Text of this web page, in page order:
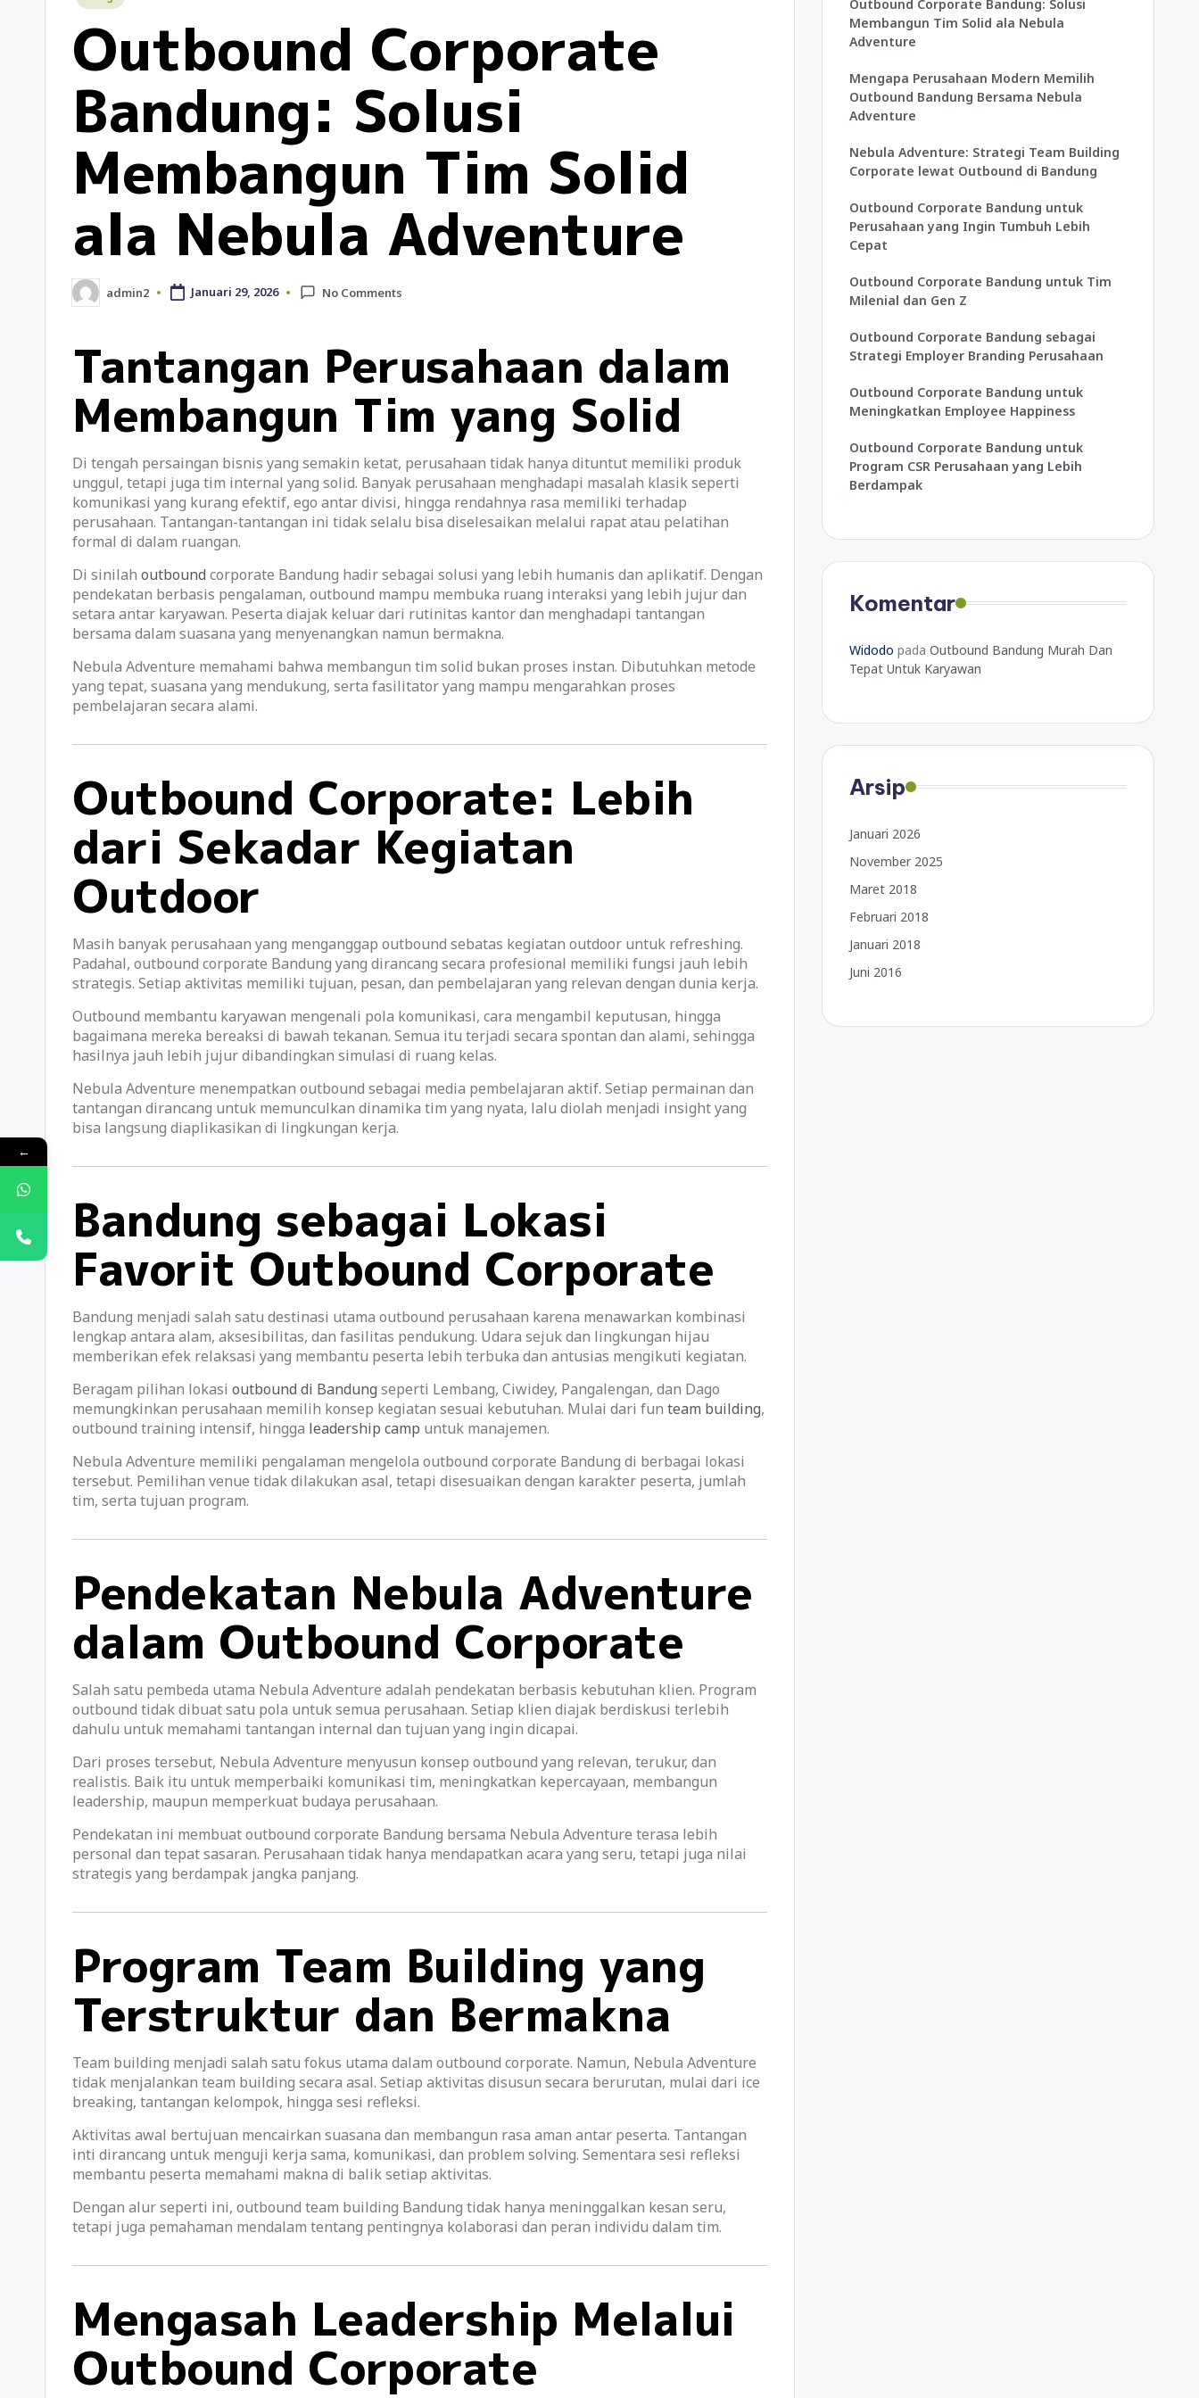
Outbound Corporate
Bandung: Solusi
Membangun Tim Solid
ala Nebula Adventure
admin2 Januari 29, 2026 No Comments
Tantangan Perusahaan dalam
Membangun Tim yang Solid
Di tengah persaingan bisnis yang semakin ketat, perusahaan tidak hanya dituntut memiliki produk
unggul, tetapi juga tim internal yang solid. Banyak perusahaan menghadapi masalah klasik seperti
komunikasi yang kurang efektif, ego antar divisi, hingga rendahnya rasa memiliki terhadap
perusahaan. Tantangan-tantangan ini tidak selalu bisa diselesaikan melalui rapat atau pelatihan
formal di dalam ruangan.
Di sinilah outbound corporate Bandung hadir sebagai solusi yang lebih humanis dan aplikatif. Dengan
pendekatan berbasis pengalaman, outbound mampu membuka ruang interaksi yang lebih jujur dan
setara antar karyawan. Peserta diajak keluar dari rutinitas kantor dan menghadapi tantangan
bersama dalam suasana yang menyenangkan namun bermakna.
Nebula Adventure memahami bahwa membangun tim solid bukan proses instan. Dibutuhkan metode
yang tepat, suasana yang mendukung, serta fasilitator yang mampu mengarahkan proses
pembelajaran secara alami.
Outbound Corporate: Lebih
dari Sekadar Kegiatan
Outdoor
Masih banyak perusahaan yang menganggap outbound sebatas kegiatan outdoor untuk refreshing.
Padahal, outbound corporate Bandung yang dirancang secara profesional memiliki fungsi jauh lebih
strategis. Setiap aktivitas memiliki tujuan, pesan, dan pembelajaran yang relevan dengan dunia kerja.
Outbound membantu karyawan mengenali pola komunikasi, cara mengambil keputusan, hingga
bagaimana mereka bereaksi di bawah tekanan. Semua itu terjadi secara spontan dan alami, sehingga
hasilnya jauh lebih jujur dibandingkan simulasi di ruang kelas.
Nebula Adventure menempatkan outbound sebagai media pembelajaran aktif. Setiap permainan dan
tantangan dirancang untuk memunculkan dinamika tim yang nyata, lalu diolah menjadi insight yang
bisa langsung diaplikasikan di lingkungan kerja.
Bandung sebagai Lokasi
Favorit Outbound Corporate
Bandung menjadi salah satu destinasi utama outbound perusahaan karena menawarkan kombinasi
lengkap antara alam, aksesibilitas, dan fasilitas pendukung. Udara sejuk dan lingkungan hijau
memberikan efek relaksasi yang membantu peserta lebih terbuka dan antusias mengikuti kegiatan.
Beragam pilihan lokasi outbound di Bandung seperti Lembang, Ciwidey, Pangalengan, dan Dago
memungkinkan perusahaan memilih konsep kegiatan sesuai kebutuhan. Mulai dari fun team building,
outbound training intensif, hingga leadership camp untuk manajemen.
Nebula Adventure memiliki pengalaman mengelola outbound corporate Bandung di berbagai lokasi
tersebut. Pemilihan venue tidak dilakukan asal, tetapi disesuaikan dengan karakter peserta, jumlah
tim, serta tujuan program.
Pendekatan Nebula Adventure
dalam Outbound Corporate
Salah satu pembeda utama Nebula Adventure adalah pendekatan berbasis kebutuhan klien. Program
outbound tidak dibuat satu pola untuk semua perusahaan. Setiap klien diajak berdiskusi terlebih
dahulu untuk memahami tantangan internal dan tujuan yang ingin dicapai.
Dari proses tersebut, Nebula Adventure menyusun konsep outbound yang relevan, terukur, dan
realistis. Baik itu untuk memperbaiki komunikasi tim, meningkatkan kepercayaan, membangun
leadership, maupun memperkuat budaya perusahaan.
Pendekatan ini membuat outbound corporate Bandung bersama Nebula Adventure terasa lebih
personal dan tepat sasaran. Perusahaan tidak hanya mendapatkan acara yang seru, tetapi juga nilai
strategis yang berdampak jangka panjang.
Program Team Building yang
Terstruktur dan Bermakna
Team building menjadi salah satu fokus utama dalam outbound corporate. Namun, Nebula Adventure
tidak menjalankan team building secara asal. Setiap aktivitas disusun secara berurutan, mulai dari ice
breaking, tantangan kelompok, hingga sesi refleksi.
Aktivitas awal bertujuan mencairkan suasana dan membangun rasa aman antar peserta. Tantangan
inti dirancang untuk menguji kerja sama, komunikasi, dan problem solving. Sementara sesi refleksi
membantu peserta memahami makna di balik setiap aktivitas.
Dengan alur seperti ini, outbound team building Bandung tidak hanya meninggalkan kesan seru,
tetapi juga pemahaman mendalam tentang pentingnya kolaborasi dan peran individu dalam tim.
Mengasah Leadership Melalui
Outbound Corporate
Outbound Corporate Bandung: Solusi
Membangun Tim Solid ala Nebula
Adventure
Mengapa Perusahaan Modern Memilih
Outbound Bandung Bersama Nebula
Adventure
Nebula Adventure: Strategi Team Building
Corporate lewat Outbound di Bandung
Outbound Corporate Bandung untuk
Perusahaan yang Ingin Tumbuh Lebih
Cepat
Outbound Corporate Bandung untuk Tim
Milenial dan Gen Z
Outbound Corporate Bandung sebagai
Strategi Employer Branding Perusahaan
Outbound Corporate Bandung untuk
Meningkatkan Employee Happiness
Outbound Corporate Bandung untuk
Program CSR Perusahaan yang Lebih
Berdampak
Komentar
Widodo pada Outbound Bandung Murah Dan
Tepat Untuk Karyawan
Arsip
Januari 2026
November 2025
Maret 2018
Februari 2018
Januari 2018
Juni 2016
←